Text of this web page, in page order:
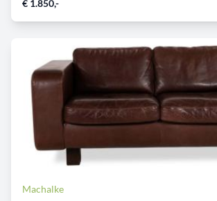
€ 1.850,-
Machalke